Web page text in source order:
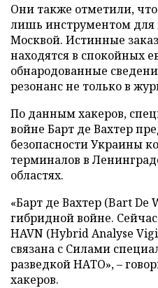
Они также отметили,
лишь инструментом для
Москвой. Истинные
находятся в спокойных
обнародованные
резонанс не только в
По данным хакеров,
войне Барт де Вахтер
безопасности Украины
терминалов в
областях.
«Барт де Вахтер (Bart De
гибридной войне.
HAVN (Hybrid Analyse
связана с Силами
разведкой НАТО», –
хакеров.